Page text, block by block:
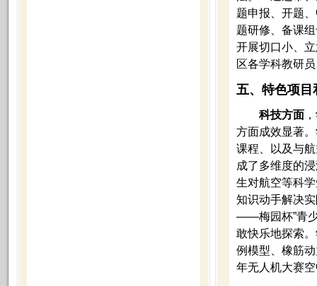
题申报、开题
题研修、备课
开展切口小、
区各学科教研
五、特色项目
科技方面
方面成效显著
课程、以及与
成了多维度的
生对航空等科
知识动手解决
——梅园杯”青少
敢快乐地探索
例模型、橡筋
年无人机大赛